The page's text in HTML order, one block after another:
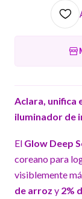
Aclara, unifica
iluminador de
El Glow Deep
coreano para
visiblemente
de arroz y 2%